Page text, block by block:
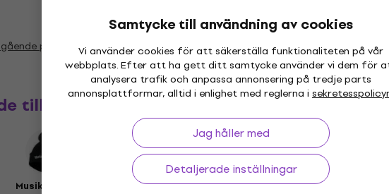
Samtycke till användning av cookies
Vi använder cookies för att säkerställa funktionaliteten på vår
webbplats. Efter att ha gett ditt samtycke använder vi dem för
analysera trafik och anpassa annonsering på tredje parts
annonsplattformar, alltid i enlighet med reglerna i
Jag håller med
Detaljerade inställningar
parametrarna
tillbehör
Musikmössor Vinyl LP-skivor Musikkepsar